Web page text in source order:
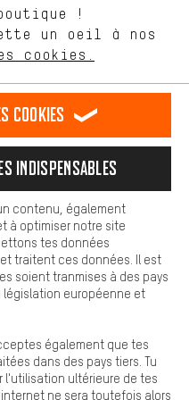
español
Protection des données
Plateforme d'Alerte
Paramètres de cookies
(MwSt hors) plus les
versÉtats-Unis.
!
un oeil à nos
cookies.
d'achat.
de confort, nous
disposition d'autres contenus et
as la possibilité d'utiliser des
exemple, nous proposons une
que tu puisses utiliser les
cookies
indispensables
contenu, également
à optimiser notre site
tes données
traitent ces données. Il est
soient tranmises à des pays
européenne et
également que tes
dans des pays tiers. Tu
l'utilisation ultérieure de tes
ne sera toutefois alors